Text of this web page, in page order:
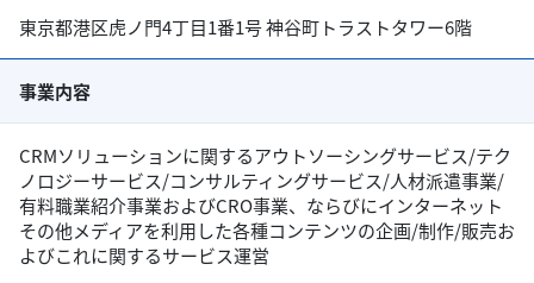
東京都港区虎ノ門4丁目1番1号 神谷町トラストタワー6階
事業内容
CRMソリューションに関するアウトソーシングサービス/テク
ノロジーサービス/コンサルティングサービス/人材派遣事業/
有料職業紹介事業およびCRO事業、ならびにインターネット
その他メディアを利用した各種コンテンツの企画/制作/販売お
よびこれに関するサービス運営